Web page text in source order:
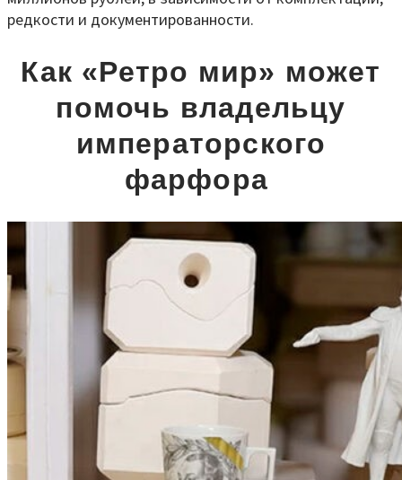
редкости и документированности.
Как «Ретро мир» может
помочь владельцу
императорского
фарфора